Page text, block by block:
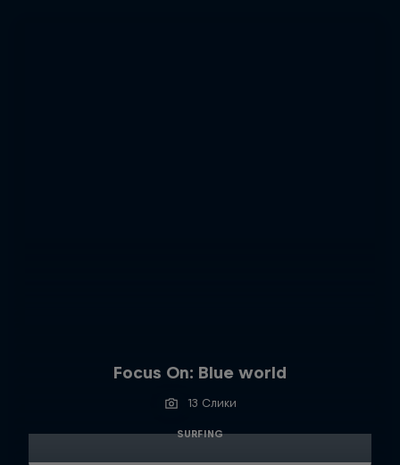
Focus On: Blue world
13 Слики
SURFING